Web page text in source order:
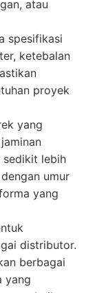
atau
spesifikasi
ketebalan
proyek
yang
sedikit lebih
umur
yang
distributor.
berbagai
yang